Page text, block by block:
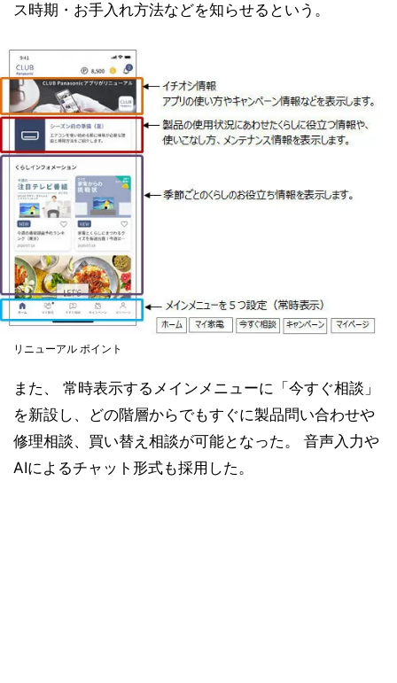
ス時期・お手入れ方法などを知らせるという。
リニューアル ポイント
また、 常時表示するメインメニューに「今すぐ相談」
を新設し、どの階層からでもすぐに製品問い合わせや
修理相談、買い替え相談が可能となった。 音声入力や
AIによるチャット形式も採用した。